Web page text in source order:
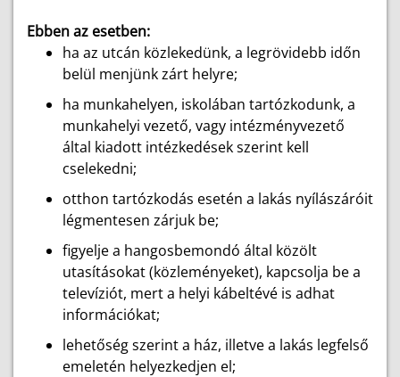
Ebben az esetben:
ha az utcán közlekedünk, a legrövidebb időn
belül menjünk zárt helyre;
ha munkahelyen, iskolában tartózkodunk, a
munkahelyi vezető, vagy intézményvezető
által kiadott intézkedések szerint kell
cselekedni;
otthon tartózkodás esetén a lakás nyílászáróit
légmentesen zárjuk be;
figyelje a hangosbemondó által közölt
utasításokat (közleményeket), kapcsolja be a
televíziót, mert a helyi kábeltévé is adhat
információkat;
lehetőség szerint a ház, illetve a lakás legfelső
emeletén helyezkedjen el;